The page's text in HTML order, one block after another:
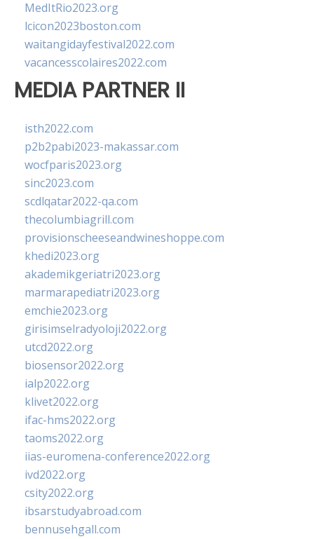
MedItRio2023.org
lcicon2023boston.com
waitangidayfestival2022.com
vacancesscolaires2022.com
MEDIA PARTNER II
isth2022.com
p2b2pabi2023-makassar.com
wocfparis2023.org
sinc2023.com
scdlqatar2022-qa.com
thecolumbiagrill.com
provisionscheeseandwineshoppe.com
khedi2023.org
akademikgeriatri2023.org
marmarapediatri2023.org
emchie2023.org
girisimselradyoloji2022.org
utcd2022.org
biosensor2022.org
ialp2022.org
klivet2022.org
ifac-hms2022.org
taoms2022.org
iias-euromena-conference2022.org
ivd2022.org
csity2022.org
ibsarstudyabroad.com
bennusehgall.com